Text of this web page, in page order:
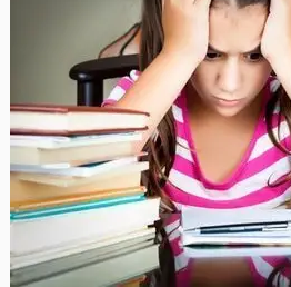
vous
construire
une
nouvelle
vie.